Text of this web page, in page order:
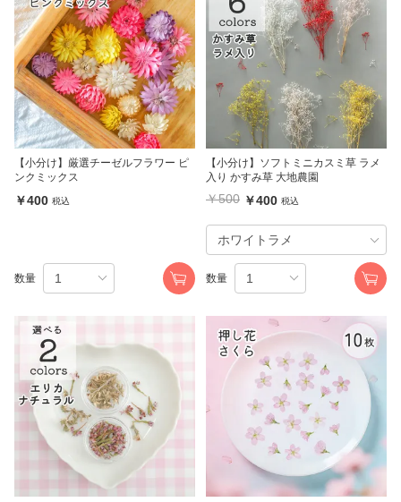
【小分け】厳選チーゼルフラワー ピ
ンクミックス
￥400 税込
数量
【小分け】ソフトミニカスミ草 ラメ
入り かすみ草 大地農園
￥500 ￥400 税込
数量